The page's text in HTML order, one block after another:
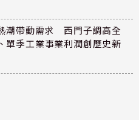
潮帶動需求 西門子調高全
單季工業事業利潤創歷史新